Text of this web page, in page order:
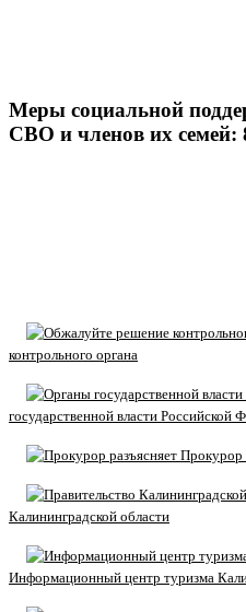
Меры социальной
СВО и членов их семей:
контрольного органа
государственной власти Российской
Прокурор
Калининградской области
Информационный центр туризма